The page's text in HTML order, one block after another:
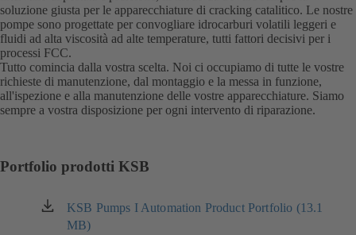
soluzione giusta per le apparecchiature di cracking catalitico. Le nostre
pompe sono progettate per convogliare idrocarburi volatili leggeri e
fluidi ad alta viscosità ad alte temperature, tutti fattori decisivi per i
processi FCC.
Tutto comincia dalla vostra scelta. Noi ci occupiamo di tutte le vostre
richieste di manutenzione, dal montaggio e la messa in funzione,
all'ispezione e alla manutenzione delle vostre apparecchiature. Siamo
sempre a vostra disposizione per ogni intervento di riparazione.
Portfolio prodotti KSB
KSB Pumps I Automation Product Portfolio (13.1
MB)
(si
apre